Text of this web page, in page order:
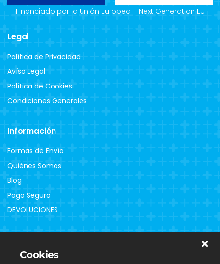
Financiado por la Unión Europea – Next Generation EU
Legal
Política de Privacidad
Avíso Legal
Política de Cookies
Condiciones Generales
Información
Formas de Envío
Quiénes Somos
Blog
Pago Seguro
DEVOLUCIONES
Contacto
Cookies